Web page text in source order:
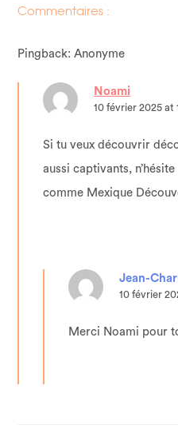
Commentaires :
Pingback: Anonyme
Noami
10 février 2025 at
Si tu veux découvrir
aussi captivants,
comme Mexique
Jean-
10 février
Merci Noami pour